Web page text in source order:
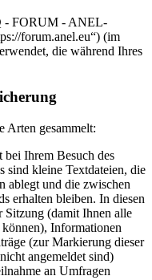
- FORUM - ANEL-
forum.anel.eu“) (im
die während Ihres
Arten gesammelt:
Ihrem Besuch des
sind kleine Textdateien, die
ablegt und die zwischen
erhalten bleiben. In diesen
(damit Ihnen alle
Informationen
(zur Markierung dieser
angemeldet sind)
an Umfragen